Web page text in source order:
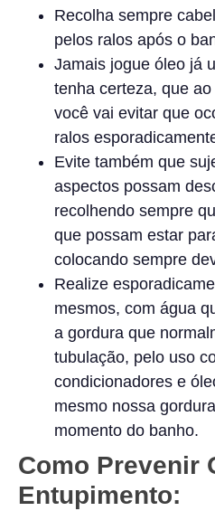
Recolha sempre
pelos ralos após o
Jamais jogue óleo já
tenha certeza, que
você vai evitar que
ralos
Evite também que
aspectos possam
recolhendo sempre
que possam estar
colocando sempre
Realize
mesmos, com água
a gordura que
tubulação, pelo uso
condicionadores e
mesmo nossa
momento do banho.
Como Prevenir
Entupimento: